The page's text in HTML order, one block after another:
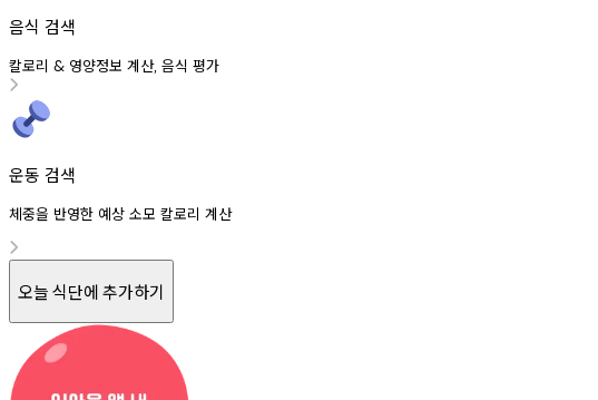
음식 검색
칼로리 & 영양정보 계산, 음식 평가
운동 검색
체중을 반영한 예상 소모 칼로리 계산
오늘 식단에 추가하기